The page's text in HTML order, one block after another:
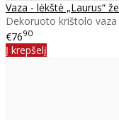
Vaza - lėkštė „Laurus“
Dekoruoto krištolo vaza
€7690
Į krepšelį